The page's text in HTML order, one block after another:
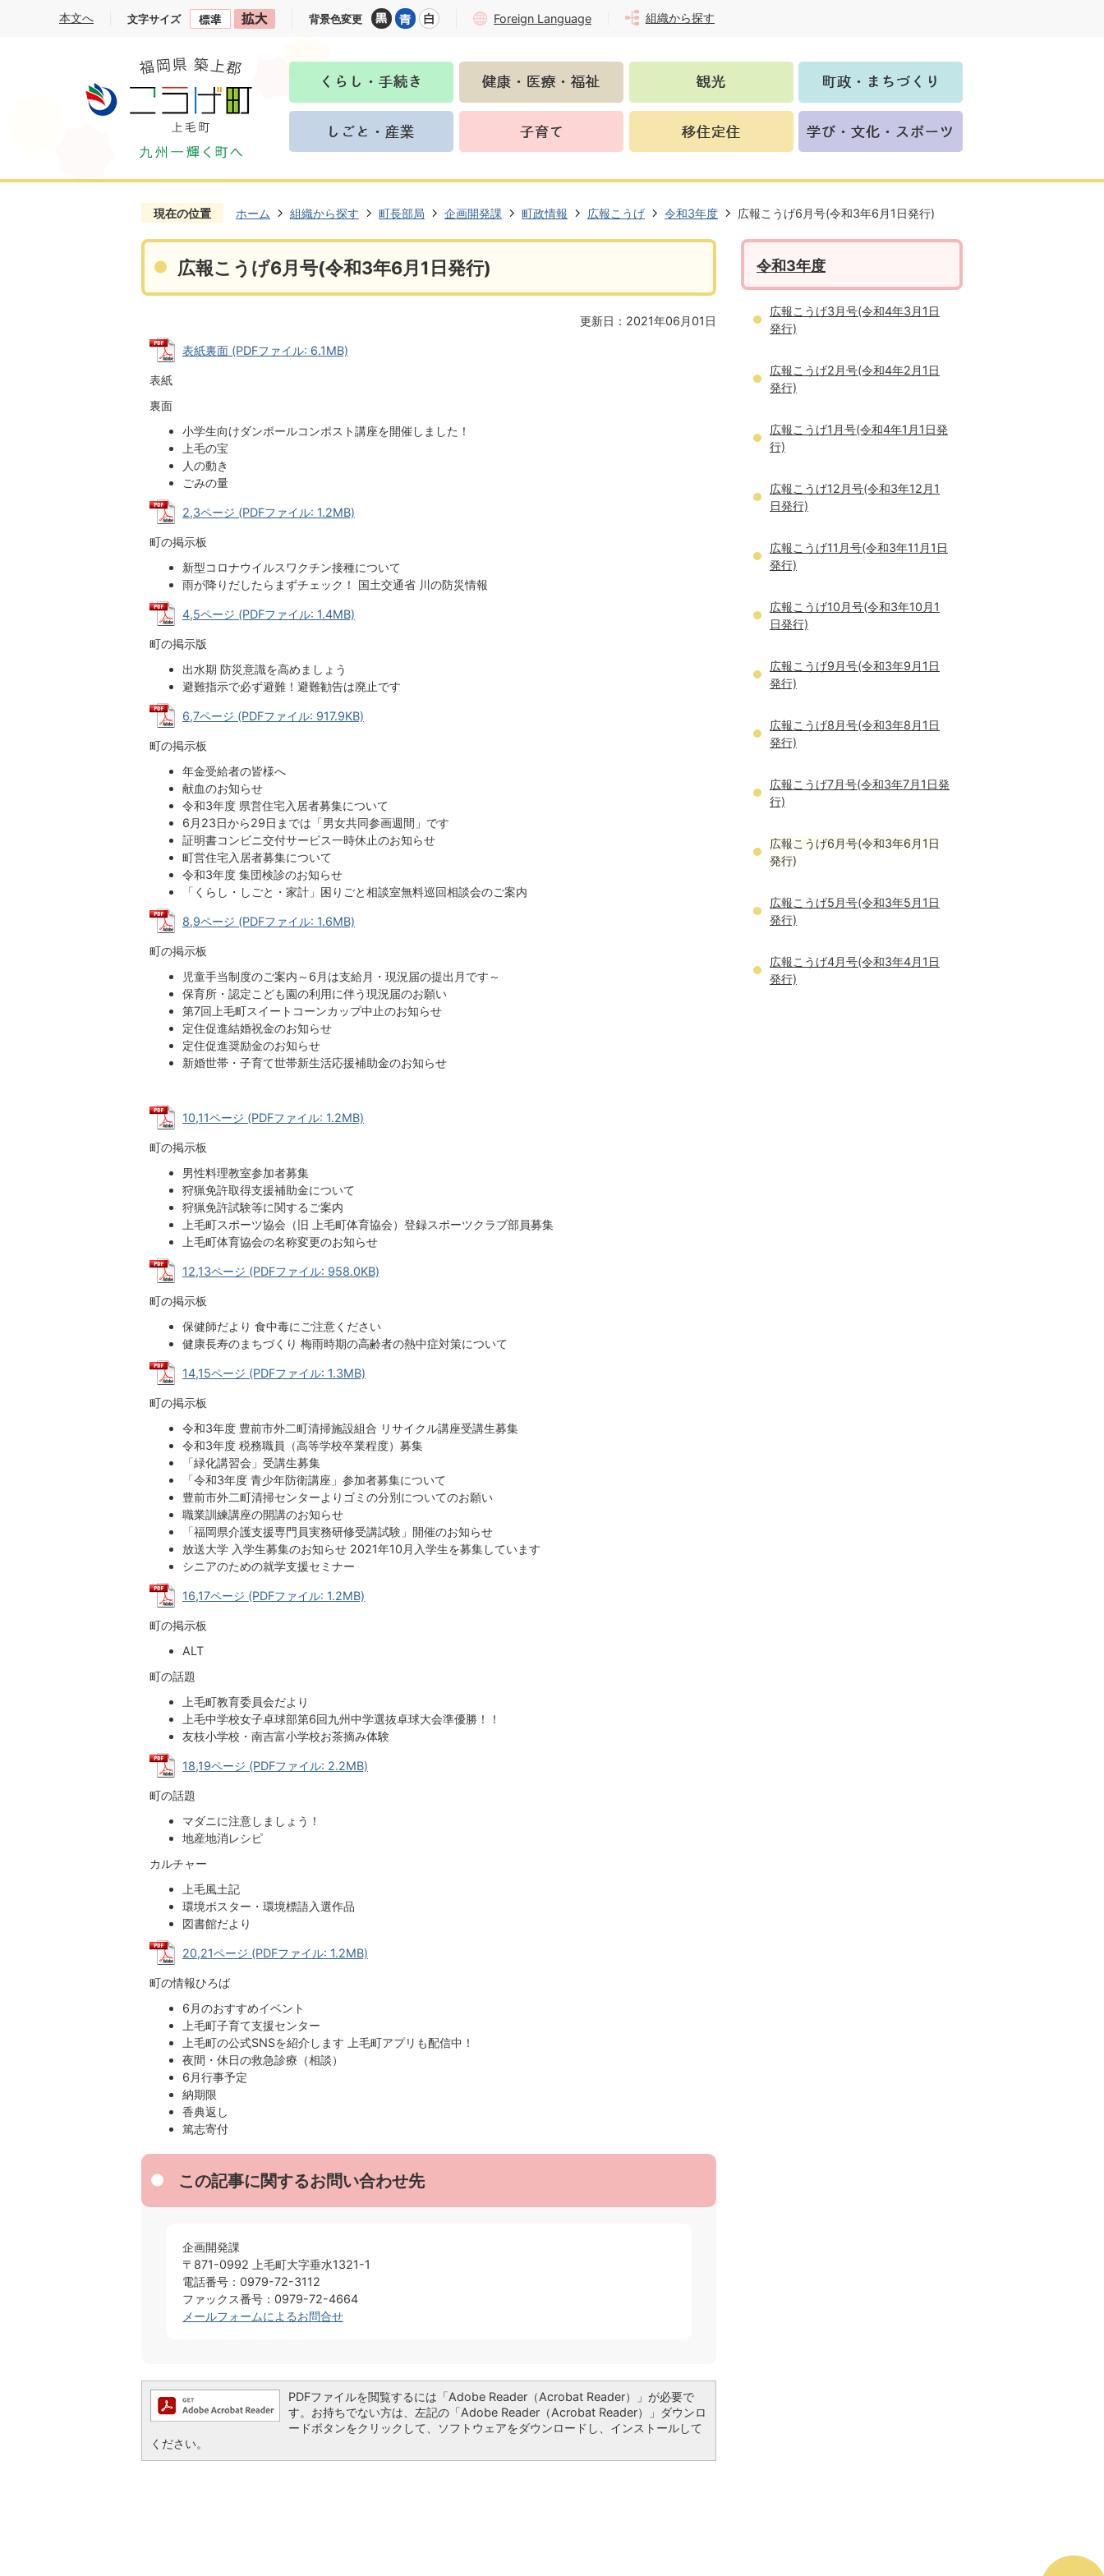
本文へ 文字サイズ 背景色変更 Foreign Language 組織から探す
現在の位置 ホーム 組織から探す 町長部局 企画開発課 町政情報 広報こうげ 令和3年度 広報こうげ6月号(令和3年6月1日発行)
広報こうげ6月号(令和3年6月1日発行)
更新日：2021年06月01日
表紙裏面 (PDFファイル: 6.1MB)
表紙
裏面
小学生向けダンボールコンポスト講座を開催しました！
上毛の宝
人の動き
ごみの量
2,3ページ (PDFファイル: 1.2MB)
町の掲示板
新型コロナウイルスワクチン接種について
雨が降りだしたらまずチェック！ 国土交通省 川の防災情報
4,5ページ (PDFファイル: 1.4MB)
町の掲示版
出水期 防災意識を高めましょう
避難指示で必ず避難！避難勧告は廃止です
6,7ページ (PDFファイル: 917.9KB)
町の掲示板
年金受給者の皆様へ
献血のお知らせ
令和3年度 県営住宅入居者募集について
6月23日から29日までは「男女共同参画週間」です
証明書コンビニ交付サービス一時休止のお知らせ
町営住宅入居者募集について
令和3年度 集団検診のお知らせ
「くらし・しごと・家計」困りごと相談室無料巡回相談会のご案内
8,9ページ (PDFファイル: 1.6MB)
町の掲示板
児童手当制度のご案内～6月は支給月・現況届の提出月です～
保育所・認定こども園の利用に伴う現況届のお願い
第7回上毛町スイートコーンカップ中止のお知らせ
定住促進結婚祝金のお知らせ
定住促進奨励金のお知らせ
新婚世帯・子育て世帯新生活応援補助金のお知らせ
10,11ページ (PDFファイル: 1.2MB)
町の掲示板
男性料理教室参加者募集
狩猟免許取得支援補助金について
狩猟免許試験等に関するご案内
上毛町スポーツ協会（旧 上毛町体育協会）登録スポーツクラブ部員募集
上毛町体育協会の名称変更のお知らせ
12,13ページ (PDFファイル: 958.0KB)
町の掲示板
保健師だより 食中毒にご注意ください
健康長寿のまちづくり 梅雨時期の高齢者の熱中症対策について
14,15ページ (PDFファイル: 1.3MB)
町の掲示板
令和3年度 豊前市外二町清掃施設組合 リサイクル講座受講生募集
令和3年度 税務職員（高等学校卒業程度）募集
「緑化講習会」受講生募集
「令和3年度 青少年防衛講座」参加者募集について
豊前市外二町清掃センターよりゴミの分別についてのお願い
職業訓練講座の開講のお知らせ
「福岡県介護支援専門員実務研修受講試験」開催のお知らせ
放送大学 入学生募集のお知らせ 2021年10月入学生を募集しています
シニアのための就学支援セミナー
16,17ページ (PDFファイル: 1.2MB)
町の掲示板
ALT
町の話題
上毛町教育委員会だより
上毛中学校女子卓球部第6回九州中学選抜卓球大会準優勝！！
友枝小学校・南吉富小学校お茶摘み体験
18,19ページ (PDFファイル: 2.2MB)
町の話題
マダニに注意しましょう！
地産地消レシピ
カルチャー
上毛風土記
環境ポスター・環境標語入選作品
図書館だより
20,21ページ (PDFファイル: 1.2MB)
町の情報ひろば
6月のおすすめイベント
上毛町子育て支援センター
上毛町の公式SNSを紹介します 上毛町アプリも配信中！
夜間・休日の救急診療（相談）
6月行事予定
納期限
香典返し
篤志寄付
この記事に関するお問い合わせ先
企画開発課
〒871-0992 上毛町大字垂水1321-1
電話番号：0979-72-3112
ファックス番号：0979-72-4664
メールフォームによるお問合せ
PDFファイルを閲覧するには「Adobe Reader（Acrobat Reader）」が必要で
す。お持ちでない方は、左記の「Adobe Reader（Acrobat Reader）」ダウンロ
ードボタンをクリックして、ソフトウェアをダウンロードし、インストールして
ください。
令和3年度
広報こうげ3月号(令和4年3月1日
発行)
広報こうげ2月号(令和4年2月1日
発行)
広報こうげ1月号(令和4年1月1日発
行)
広報こうげ12月号(令和3年12月1
日発行)
広報こうげ11月号(令和3年11月1日
発行)
広報こうげ10月号(令和3年10月1
日発行)
広報こうげ9月号(令和3年9月1日
発行)
広報こうげ8月号(令和3年8月1日
発行)
広報こうげ7月号(令和3年7月1日発
行)
広報こうげ6月号(令和3年6月1日
発行)
広報こうげ5月号(令和3年5月1日
発行)
広報こうげ4月号(令和3年4月1日
発行)